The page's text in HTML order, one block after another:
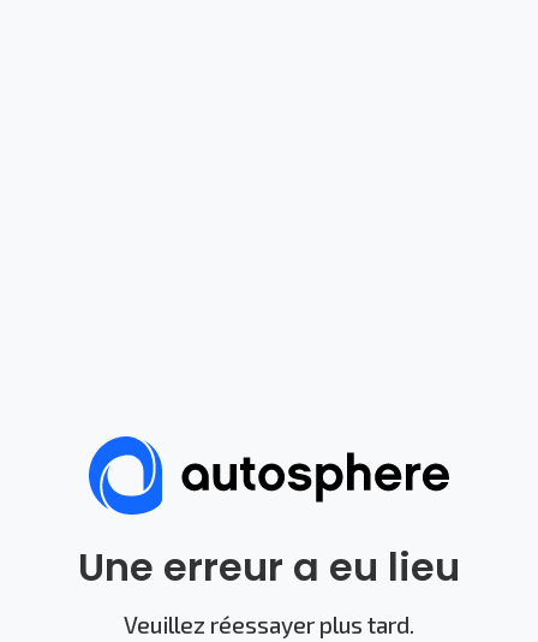
Une erreur a eu lieu
Veuillez réessayer plus tard.